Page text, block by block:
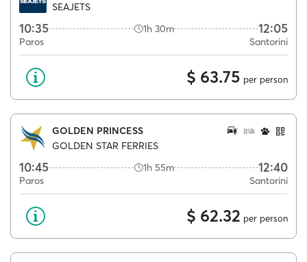
SEAJETS
10:35 1h 30m 12:05
Paros Santorini
$ 63.75 per person
GOLDEN PRINCESS
GOLDEN STAR FERRIES
10:45 1h 55m 12:40
Paros Santorini
$ 62.32 per person